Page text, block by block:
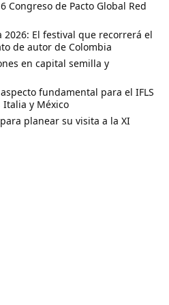
Congreso de Pacto Global Red
2026: El festival que recorrerá el
de autor de Colombia
en capital semilla y
fundamental para el IFLS
Italia y México
planear su visita a la XI